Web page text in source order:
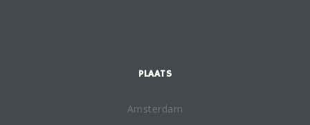
PLAATS
Amsterdam